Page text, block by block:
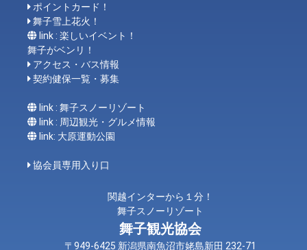
ポイントカード！
舞子雪上花火！
link : 楽しいイベント！
舞子がベンリ！
アクセス・バス情報
契約健保一覧・募集
link : 舞子スノーリゾート
link : 周辺観光・グルメ情報
link: 大原運動公園
協会員専用入り口
関越インターから１分！
舞子スノーリゾート
舞子観光協会
〒949-6425 新潟県南魚沼市姥島新田 232-71